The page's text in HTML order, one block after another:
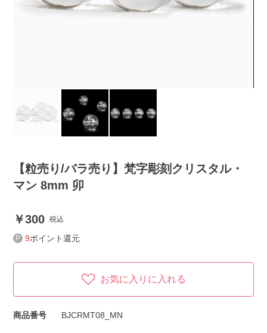
【粒売り/バラ売り】梵字彫刻クリスタル・
マン 8mm 卯
300 税込
9ポイント還元
お気に入りに入れる
商品番号 BJCRMT08_MN